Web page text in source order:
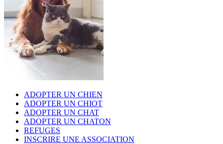
ADOPTER UN CHIEN
ADOPTER UN CHIOT
ADOPTER UN CHAT
ADOPTER UN CHATON
REFUGES
INSCRIRE UNE ASSOCIATION